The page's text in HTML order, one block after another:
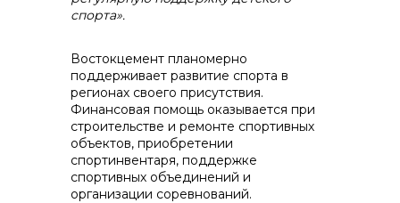
спорта».
Востокцемент планомерно
поддерживает развитие спорта в
регионах своего присутствия.
Финансовая помощь оказывается при
строительстве и ремонте спортивных
объектов, приобретении
спортинвентаря, поддержке
спортивных объединений и
организации соревнований.